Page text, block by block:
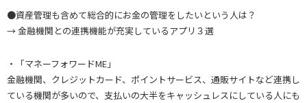
●資産管理も含めて総合的にお金の管理をしたいという人は？
→ 金融機関との連携機能が充実しているアプリ３選
・「マネーフォワードME」
金融機関、クレジットカード、ポイントサービス、通販サイトなど連携し
ている機関が多いので、支払いの大半をキャッシュレスにしている人にも